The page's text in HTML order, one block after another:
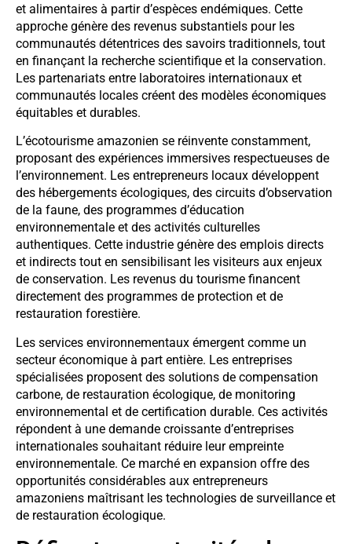
et alimentaires à partir d’espèces endémiques. Cette
approche génère des revenus substantiels pour les
communautés détentrices des savoirs traditionnels, tout
en finançant la recherche scientifique et la conservation.
Les partenariats entre laboratoires internationaux et
communautés locales créent des modèles économiques
équitables et durables.
L’écotourisme amazonien se réinvente constamment,
proposant des expériences immersives respectueuses de
l’environnement. Les entrepreneurs locaux développent
des hébergements écologiques, des circuits d’observation
de la faune, des programmes d’éducation
environnementale et des activités culturelles
authentiques. Cette industrie génère des emplois directs
et indirects tout en sensibilisant les visiteurs aux enjeux
de conservation. Les revenus du tourisme financent
directement des programmes de protection et de
restauration forestière.
Les services environnementaux émergent comme un
secteur économique à part entière. Les entreprises
spécialisées proposent des solutions de compensation
carbone, de restauration écologique, de monitoring
environnemental et de certification durable. Ces activités
répondent à une demande croissante d’entreprises
internationales souhaitant réduire leur empreinte
environnementale. Ce marché en expansion offre des
opportunités considérables aux entrepreneurs
amazoniens maîtrisant les technologies de surveillance et
de restauration écologique.